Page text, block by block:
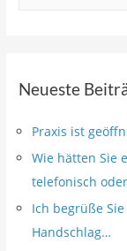
n
c
:
Neueste
Praxis ist
Wie hätten Sie
telefonisch
Ich begrüße
Handschlag…